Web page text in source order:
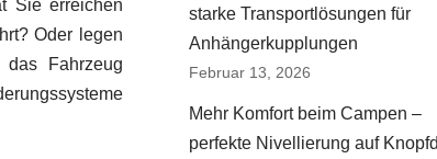
Sie erreichen
Oder legen
Fahrzeug
starke Transportlösungen für
Anhängerkupplungen
Februar 13, 2026
Mehr Komfort beim Campen –
perfekte Nivellierung auf